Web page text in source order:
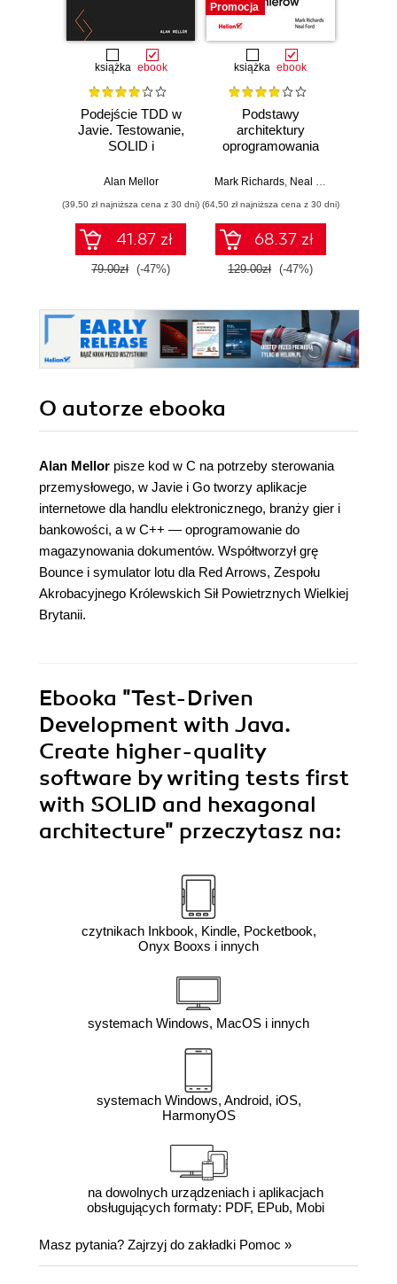
książka ebook
Podejście TDD w
Javie. Testowanie,
SOLID i
heksagonalna jako
wysokiej jakości
Alan Mellor
(39,50 zł najniższa cena z 30 dni)
41.87 zł
79.00zł (-47%)
Promocja
książka ebook
Podstawy
architektury
oprogramowania
Wydanie II
Mark Richards, Neal Ford
(64,50 zł najniższa cena z 30 dni)
68.37 zł
129.00zł (-47%)
O autorze ebooka
Alan Mellor pisze kod w C na potrzeby sterowania
przemysłowego, w Javie i Go tworzy aplikacje
internetowe dla handlu elektronicznego, branży gier i
bankowości, a w C++ ― oprogramowanie do
magazynowania dokumentów. Współtworzył grę
Bounce i symulator lotu dla Red Arrows, Zespołu
Akrobacyjnego Królewskich Sił Powietrznych Wielkiej
Brytanii.
Ebooka "Test-Driven
Development with Java.
Create higher-quality
software by writing tests first
with SOLID and hexagonal
architecture" przeczytasz na:
czytnikach Inkbook, Kindle, Pocketbook,
Onyx Booxs i innych
systemach Windows, MacOS i innych
systemach Windows, Android, iOS,
HarmonyOS
na dowolnych urządzeniach i aplikacjach
obsługujących formaty: PDF, EPub, Mobi
Masz pytania? Zajrzyj do zakładki Pomoc »